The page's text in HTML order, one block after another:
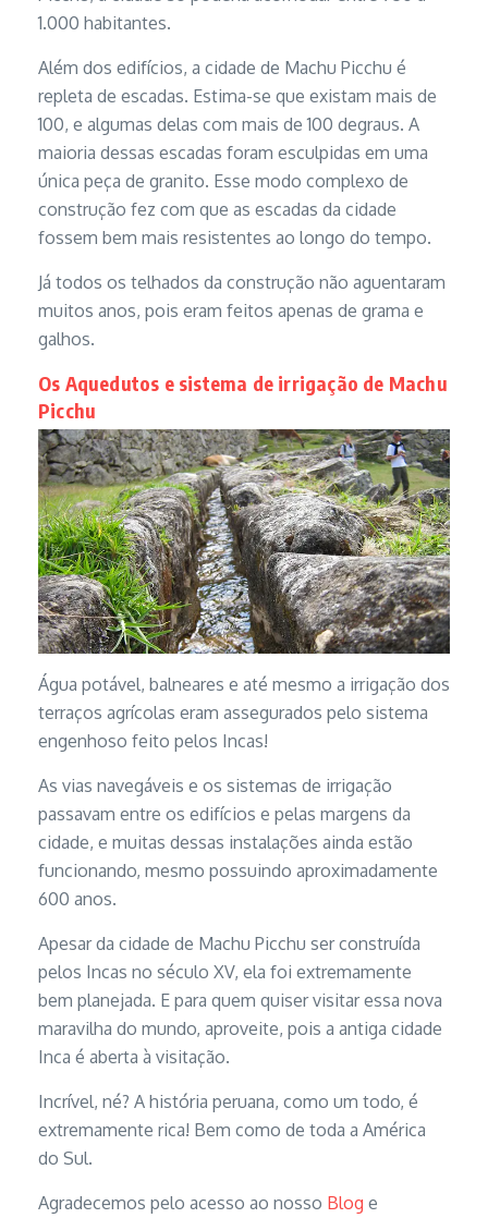
1.000 habitantes.
Além dos edifícios, a cidade de Machu Picchu é
repleta de escadas. Estima-se que existam mais de
100, e algumas delas com mais de 100 degraus. A
maioria dessas escadas foram esculpidas em uma
única peça de granito. Esse modo complexo de
construção fez com que as escadas da cidade
fossem bem mais resistentes ao longo do tempo.
Já todos os telhados da construção não aguentaram
muitos anos, pois eram feitos apenas de grama e
galhos.
Os Aquedutos e sistema de irrigação de Machu
Picchu
Água potável, balneares e até mesmo a irrigação dos
terraços agrícolas eram assegurados pelo sistema
engenhoso feito pelos Incas!
As vias navegáveis e os sistemas de irrigação
passavam entre os edifícios e pelas margens da
cidade, e muitas dessas instalações ainda estão
funcionando, mesmo possuindo aproximadamente
600 anos.
Apesar da cidade de Machu Picchu ser construída
pelos Incas no século XV, ela foi extremamente
bem planejada. E para quem quiser visitar essa nova
maravilha do mundo, aproveite, pois a antiga cidade
Inca é aberta à visitação.
Incrível, né? A história peruana, como um todo, é
extremamente rica! Bem como de toda a América
do Sul.
Agradecemos pelo acesso ao nosso Blog e